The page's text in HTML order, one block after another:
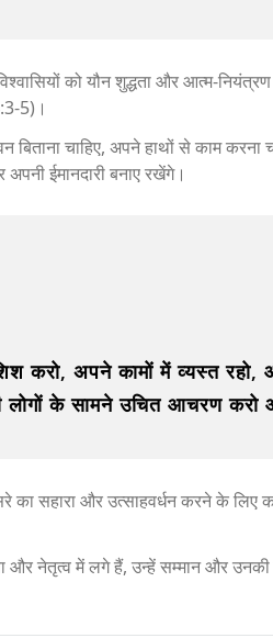
को यौन शुद्धता और आत्म-
5)।
बिताना चाहिए, अपने हाथों से काम
ईमानदारी बनाए रखेंगे।
करो, अपने कामों में व्यस्त
लोगों के सामने उचित आचरण
का सहारा और उत्साहवर्धन करने के लिए
नेतृत्व में लगे हैं, उन्हें सम्मान और उनकी